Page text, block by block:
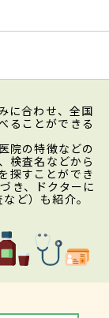
に合わせ、全国
ることができる
院の特徴などの
検査名などから
探すことができ
き、ドクターに
ど）も紹介。